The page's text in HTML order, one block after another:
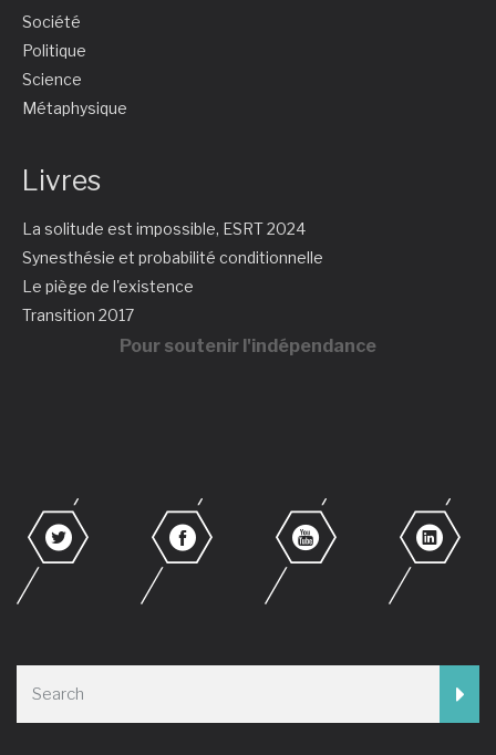
Société
Politique
Science
Métaphysique
Livres
La solitude est impossible, ESRT 2024
Synesthésie et probabilité conditionnelle
Le piège de l'existence
Transition 2017
Pour soutenir l'indépendance